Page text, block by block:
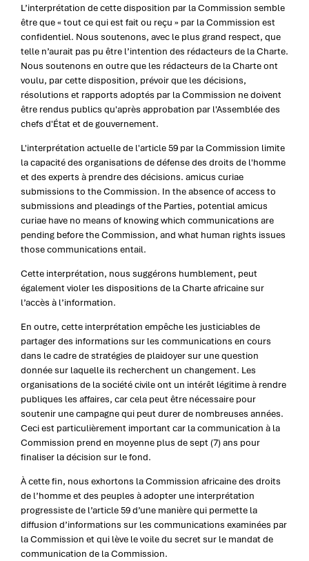
L’interprétation de cette disposition par la Commission semble
être que « tout ce qui est fait ou reçu » par la Commission est
confidentiel. Nous soutenons, avec le plus grand respect, que
telle n’aurait pas pu être l’intention des rédacteurs de la Charte.
Nous soutenons en outre que les rédacteurs de la Charte ont
voulu, par cette disposition, prévoir que les décisions,
résolutions et rapports adoptés par la Commission ne doivent
être rendus publics qu'après approbation par l'Assemblée des
chefs d'État et de gouvernement.
L'interprétation actuelle de l'article 59 par la Commission limite
la capacité des organisations de défense des droits de l'homme
et des experts à prendre des décisions. amicus curiae
submissions to the Commission. In the absence of access to
submissions and pleadings of the Parties, potential amicus
curiae have no means of knowing which communications are
pending before the Commission, and what human rights issues
those communications entail.
Cette interprétation, nous suggérons humblement, peut
également violer les dispositions de la Charte africaine sur
l’accès à l’information.
En outre, cette interprétation empêche les justiciables de
partager des informations sur les communications en cours
dans le cadre de stratégies de plaidoyer sur une question
donnée sur laquelle ils recherchent un changement. Les
organisations de la société civile ont un intérêt légitime à rendre
publiques les affaires, car cela peut être nécessaire pour
soutenir une campagne qui peut durer de nombreuses années.
Ceci est particulièrement important car la communication à la
Commission prend en moyenne plus de sept (7) ans pour
finaliser la décision sur le fond.
À cette fin, nous exhortons la Commission africaine des droits
de l’homme et des peuples à adopter une interprétation
progressiste de l’article 59 d’une manière qui permette la
diffusion d’informations sur les communications examinées par
la Commission et qui lève le voile du secret sur le mandat de
communication de la Commission.